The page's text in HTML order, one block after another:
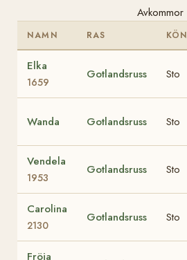
Avkommor
NAMN RAS KÖN
Elka
1659
Gotlandsruss Sto
Wanda Gotlandsruss Sto
Vendela
1953
Gotlandsruss Sto
Carolina
2130
Gotlandsruss Sto
Fröja